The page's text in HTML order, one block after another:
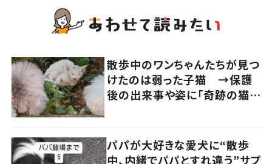
散歩中のワンちゃんたちが見つ
けたのは弱った子猫 →保護
後の出来事や姿に「奇跡の猫ち
パパが大好きな愛犬に“散歩
中、内緒でパパとすれ違う”サプ